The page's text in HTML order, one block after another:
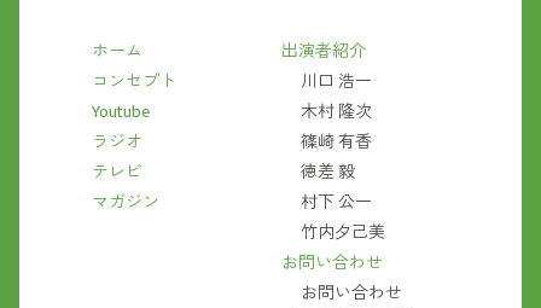
ホーム
コンセプト
Youtube
ラジオ
テレビ
マガジン
出演者紹介
川口 浩一
木村 隆次
篠崎 有香
徳差 毅
村下 公一
竹内夕己美
お問い合わせ
お問い合わせ